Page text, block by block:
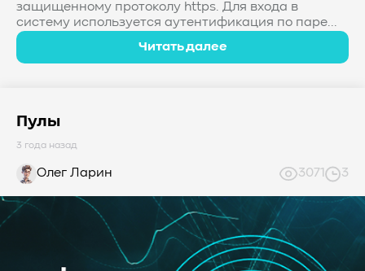
защищенному протоколу https. Для входа в
систему используется аутентификация по паре...
Читать далее
Пулы
3 года назад
Олег Ларин 3071 3